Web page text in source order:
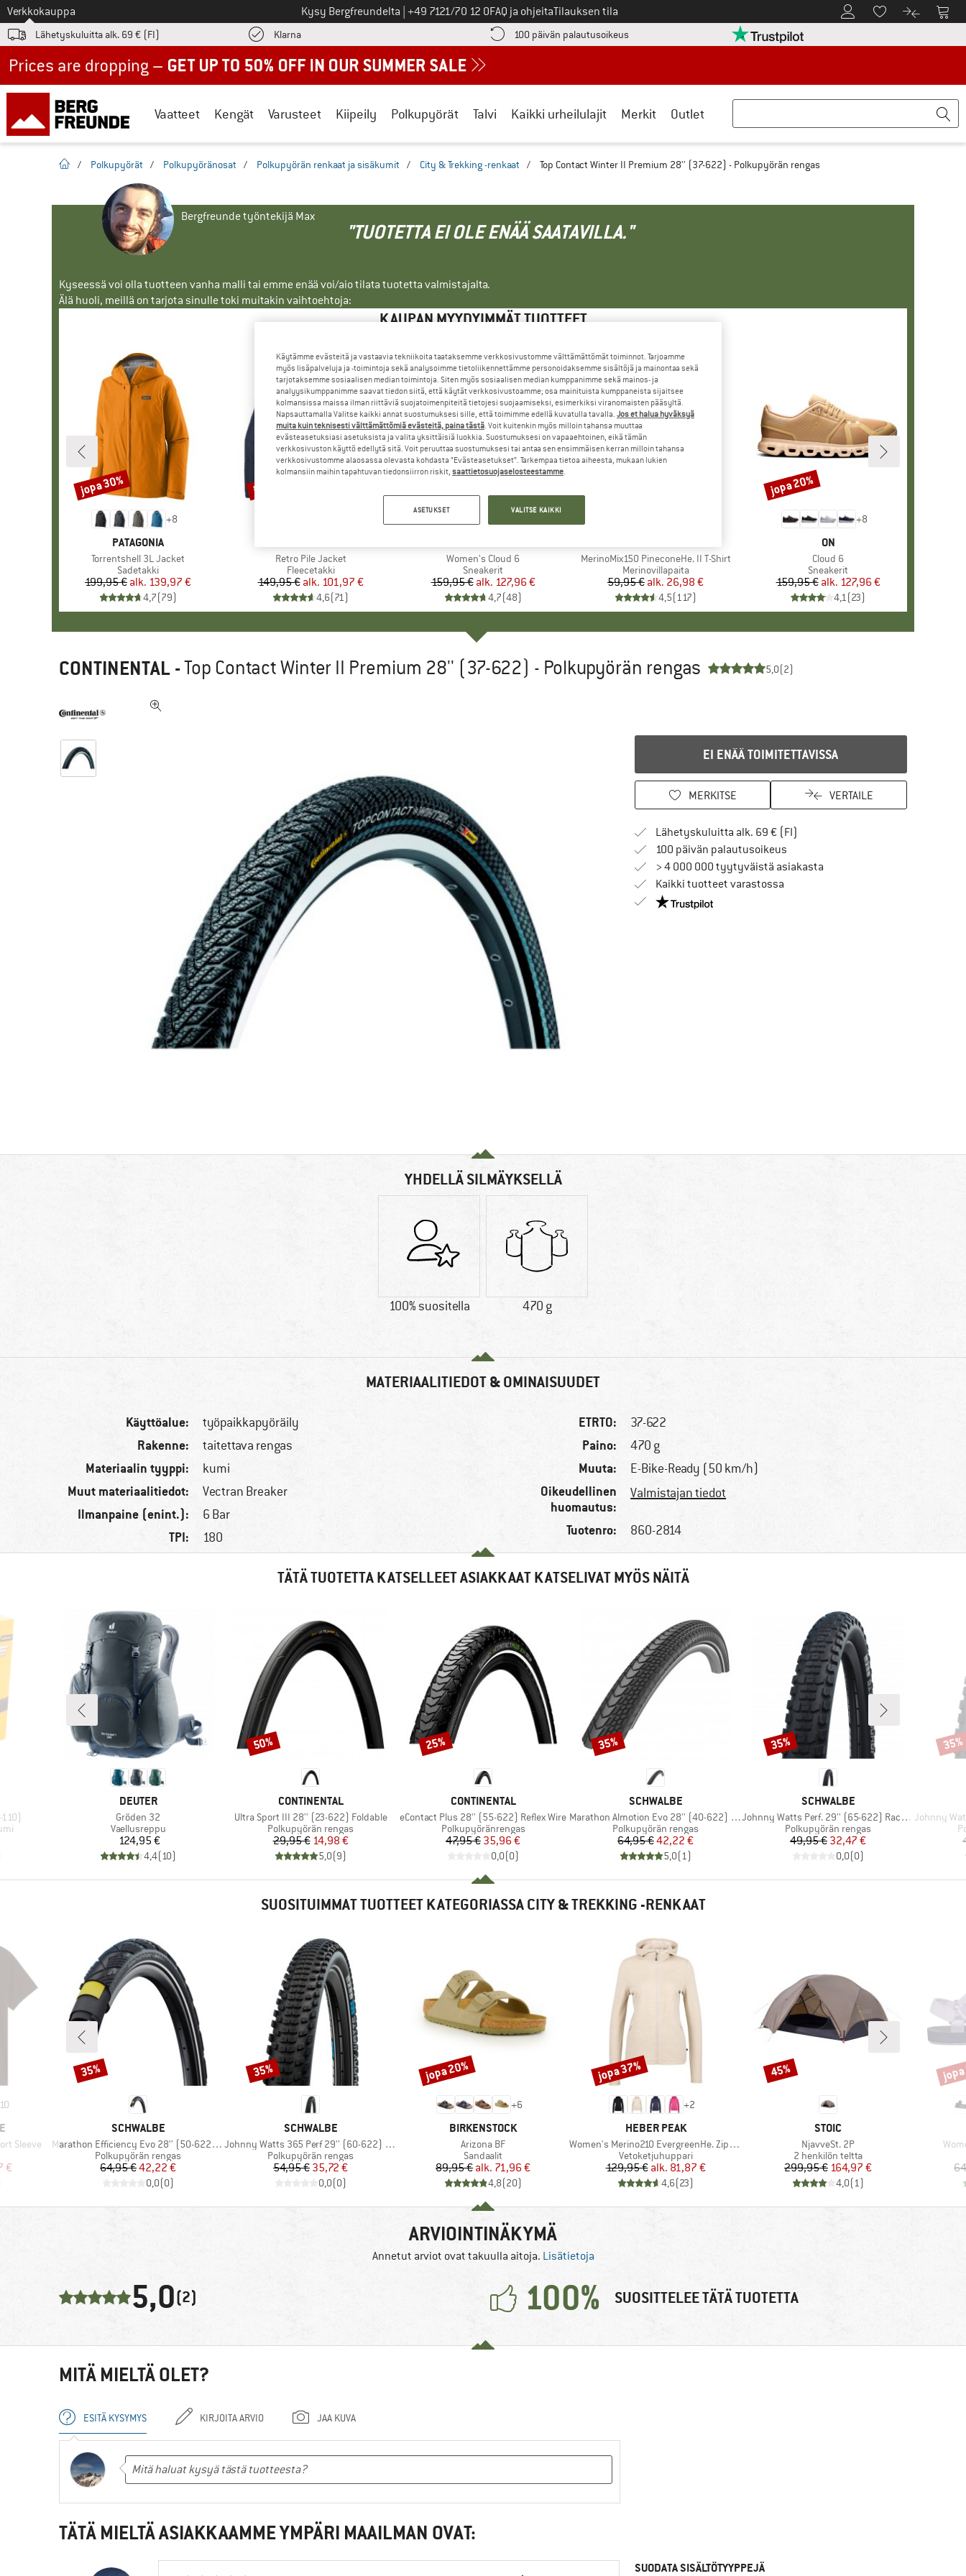
Tästä siirtyäksesi
Verkkokauppa Kysy Bergfreundelta Soita meille
+49 7121/70 12 0FAQ ja ohjeitaTilauksen tila Tästä asiakastililleTästä toivelistalle.
Tästä
Lähetyskuluitta alk. 69 € (FI) KlarnaLöydä maksutiedot täältä! Avautuu tietokentässä 100 päivän palautusoikeusSiirry palautusoikeuteen täältä Avautuu tietokentässäMeillä on Trustpilot -sertifiointi - lue
Vaatteet Kengät Varusteet Kiipeily Polkupyörät Talvi Kaikki urheilulajit Merkit Outlet
Kotisivu
/ Polkupyörät / Polkupyöränosat / Polkupyörän renkaat ja sisäkumit / City & Trekking -renkaat / Top Contact Winter II Premium 28'' (37-622) - Polkupyörän rengas
Bergfreunde työntekijä Max
"TUOTETTA EI OLE ENÄÄ SAATAVILLA."
Kyseessä voi olla tuotteen vanha malli tai emme enää voi/aio tilata tuotetta valmistajalta.
Älä huoli, meillä on tarjota sinulle toki muitakin vaihtoehtoja:
KAUPAN MYYDYIMMÄT TUOTTEET
+8
MERKKI
PATAGONIA
Tuote
Torrentshell 3L Jacket
Tuoteryhmä
Sadetakki
Hinta
199,95 € Alennettu hinta
alk. 139,97 €
4,7(79)
Alennus
jopa 30%
Tuote
Retro Pile Jacket
Tuoteryhmä
Fleecetakki
Hinta
149,95 € Alennettu hinta
alk. 101,97 €
4,6(71)
Alennus
jopa 32%
Tuote
Women's Cloud 6
Tuoteryhmä
Sneakerit
Hinta
159,95 € Alennettu hinta
alk. 127,96 €
4,7(48)
jopa 20%
Tuote
MerinoMix150 PineconeHe. II T-Shirt
Tuoteryhmä
Merinovillapaita
Hinta
59,95 € Alennettu hinta
alk. 26,98 €
4,5(117)
+8
MERKKI
ON
Tuote
Cloud 6
Tuoteryhmä
Sneakerit
Hinta
159,95 € Alennettu hinta
alk. 127,96 €
4,1(23)
Alennus
jopa 20%
CONTINENTAL -Top Contact Winter II Premium 28'' (37-622) - Polkupyörän rengas 5,0(2)
EI ENÄÄ TOIMITETTAVISSA
MERKITSE VERTAILE
Lähetyskuluitta alk. 69 € (FI)
100 päivän palautusoikeusSiirry palautusoikeuteen täältä
> 4 000 000 tyytyväistä asiakasta
Kaikki tuotteet varastossa
Meillä on Trustpilot -sertifiointi - lue lisää tästä!
YHDELLÄ SILMÄYKSELLÄ
100% suositella 470 g
MATERIAALITIEDOT & OMINAISUUDET
Käyttöalue: työpaikkapyöräily
Rakenne: taitettava rengas
Materiaalin tyyppi: kumi
Muut materiaalitiedot: Vectran Breaker
Ilmanpaine (enint.): 6 Bar
TPI: 180
ETRTO: 37-622
Paino: 470 g
Muuta: E-Bike-Ready (50 km/h)
Oikeudellinen
huomautus:
Valmistajan tiedot
Tuotenro: 860-2814
TÄTÄ TUOTETTA KATSELLEET ASIAKKAAT KATSELIVAT MYÖS NÄITÄ
MERKKI
DEUTER
Tuote
Gröden 32
Tuoteryhmä
Vaellusreppu
Hinta
124,95 €
4,4(10)
MERKKI
CONTINENTAL
Tuote
Ultra Sport III 28'' (23-622) Foldable
Tuoteryhmä
Polkupyörän rengas
Hinta
29,95 €Alennettu hinta
14,98 €
5,0(9)
Alennus
50%
MERKKI
CONTINENTAL
Tuote
eContact Plus 28'' (55-622) Reflex Wire
Tuoteryhmä
Polkupyöränrengas
Hinta
47,95 € Alennettu hinta
35,96 €
0,0(0)
Alennus
25%
MERKKI
SCHWALBE
Tuote
Marathon Almotion Evo 28'' (40-622) V-Guard FB
Tuoteryhmä
Polkupyörän rengas
Hinta
64,95 €Alennettu hinta
42,22 €
5,0(1)
Alennus
35%
MERKKI
SCHWALBE
Tuote
Johnny Watts Perf. 29'' (65-622) Raceguard FB
Tuoteryhmä
Polkupyörän rengas
Hinta
49,95 €Alennettu hinta
32,47 €
0,0(0)
Alennus
35%
Tuote
Johnny Watts
35%
SUOSITUIMMAT TUOTTEET KATEGORIASSA CITY & TREKKING -RENKAAT
10
Sleeve
hinta
€
MERKKI
SCHWALBE
Tuote
Marathon Efficiency Evo 28'' (50-622) SR V-Guard
Tuoteryhmä
Polkupyörän rengas
Hinta
64,95 €Alennettu hinta
42,22 €
0,0(0)
Alennus
35%
MERKKI
SCHWALBE
Tuote
Johnny Watts 365 Perf 29'' (60-622) DD RaceGuard
Tuoteryhmä
Polkupyörän rengas
Hinta
54,95 €Alennettu hinta
35,72 €
0,0(0)
Alennus
35%
+6
MERKKI
BIRKENSTOCK
Tuote
Arizona BF
Tuoteryhmä
Sandaalit
Hinta
89,95 € Alennettu hinta
alk. 71,96 €
4,8(20)
Alennus
jopa 20%
+2
MERKKI
HEBER PEAK
Tuote
Women's Merino210 EvergreenHe. Zip Hoody
Tuoteryhmä
Vetoketjuhuppari
Hinta
129,95 € Alennettu hinta
alk. 81,87 €
4,6(23)
Alennus
jopa 37%
MERKKI
STOIC
Tuote
NjavveSt. 2P
Tuoteryhmä
2 henkilön teltta
Hinta
299,95 €Alennettu hinta
164,97 €
4,0(1)
Alennus
45%
Tuote
ARVIOINTINÄKYMÄ
Annetut arviot ovat takuulla aitoja. Lisätietoja
5,0(2) 100% SUOSITTELEE TÄTÄ TUOTETTA
MITÄ MIELTÄ OLET?
ESITÄ KYSYMYS KIRJOITA ARVIO JAA KUVA
TÄTÄ MIELTÄ ASIAKKAAMME YMPÄRI MAAILMAN OVAT:
SUODATA SISÄLTÖTYYPPEJÄ
Käytämme evästeitä ja vastaavia tekniikoita taataksemme verkkosivustomme välttämättömät toiminnot. Tarjoamme
myös lisäpalveluja ja -toimintoja sekä analysoimme tietoliikennettämme personoidaksemme sisältöjä ja mainontaa sekä
tarjotaksemme sosiaalisen median toimintoja. Siten myös sosiaalisen median kumppanimme sekä mainos- ja
analyysikumppanimme saavat tiedon siitä, että käytät verkkosivustoamme; osa mainituista kumppaneista sijaitsee
kolmansissa maissa ilman riittäviä suojatoimenpiteitä tietojesi suojaamiseksi, esimerkiksi viranomaisten pääsyltä.
Napsauttamalla Valitse kaikki annat suostumuksesi sille, että toimimme edellä kuvatulla tavalla. Jos et halua hyväksyä
muita kuin teknisesti välttämättömiä evästeitä, paina tästä. Voit kuitenkin myös milloin tahansa muuttaa
evästeasetuksiasi asetuksista ja valita yksittäisiä luokkia. Suostumuksesi on vapaaehtoinen, eikä tämän
verkkosivuston käyttö edellytä sitä. Voit peruuttaa suostumuksesi tai antaa sen ensimmäisen kerran milloin tahansa
verkkosivustomme alaosassa olevasta kohdasta ”Evästeasetukset”. Tarkempaa tietoa aiheesta, mukaan lukien
kolmansiin maihin tapahtuvan tiedonsiirron riskit, saattietosuojaselosteestamme.
ASETUKSET VALITSE KAIKKI